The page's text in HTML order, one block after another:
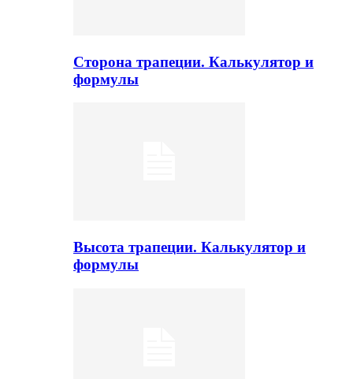
Сторона трапеции. Калькулятор и
формулы
Высота трапеции. Калькулятор и
формулы